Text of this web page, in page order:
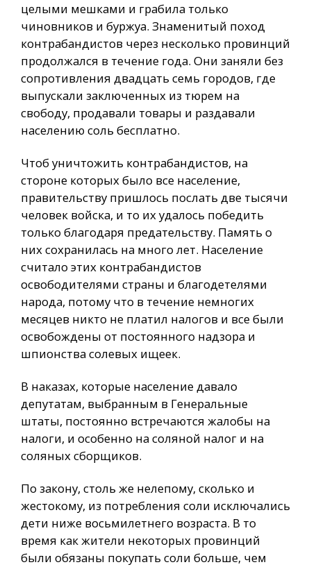
целыми мешками и грабила только
чиновников и буржуа. Знаменитый поход
контрабандистов через несколько провинций
продолжался в течение года. Они заняли без
сопротивления двадцать семь городов, где
выпускали заключенных из тюрем на
свободу, продавали товары и раздавали
населению соль бесплатно.
Чтоб уничтожить контрабандистов, на
стороне которых было все население,
правительству пришлось послать две тысячи
человек войска, и то их удалось победить
только благодаря предательству. Память о
них сохранилась на много лет. Население
считало этих контрабандистов
освободителями страны и благодетелями
народа, потому что в течение немногих
месяцев никто не платил налогов и все были
освобождены от постоянного надзора и
шпионства солевых ищеек.
В наказах, которые население давало
депутатам, выбранным в Генеральные
штаты, постоянно встречаются жалобы на
налоги, и особенно на соляной налог и на
соляных сборщиков.
По закону, столь же нелепому, сколько и
жестокому, из потребления соли исключались
дети ниже восьмилетнего возраста. В то
время как жители некоторых провинций
были обязаны покупать соли больше, чем